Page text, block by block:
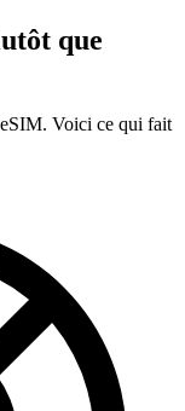
que
Voici ce qui fait